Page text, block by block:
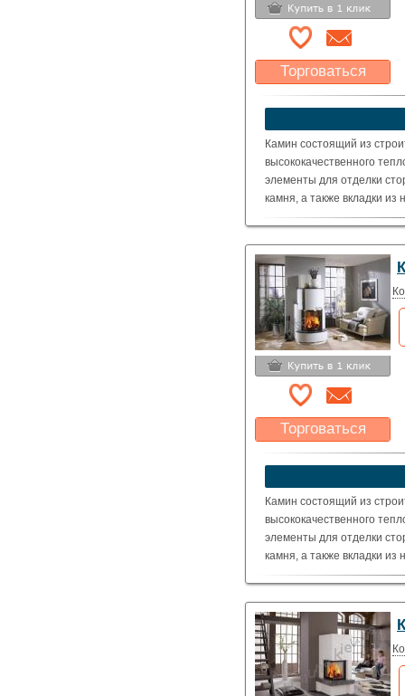
Торговаться
Какая цена Вас
устроит?
Указать цену
Камин состоящий из
высококачественного
элементы для отделки
камня, а также вкладки из
Топка: Schmid Ronda
( Номинальная мощность
Торговаться
Какая цена Вас
устроит?
Указать цену
Камин состоящий из
высококачественного
элементы для отделки
камня, а также вкладки из
Топка: Schmid Ronda
( Номинальная мощность